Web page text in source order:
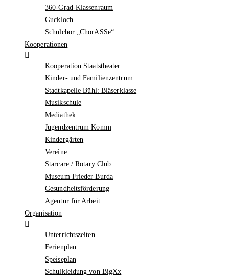
360-Grad-Klassenraum
Guckloch
Schulchor „ChorASSe“
Kooperationen
Kooperation Staatstheater
Kinder- und Familienzentrum
Stadtkapelle Bühl: Bläserklasse
Musikschule
Mediathek
Jugendzentrum Komm
Kindergärten
Vereine
Starcare / Rotary Club
Museum Frieder Burda
Gesundheitsförderung
Agentur für Arbeit
Organisation
Unterrichtszeiten
Ferienplan
Speiseplan
Schulkleidung von BigXx